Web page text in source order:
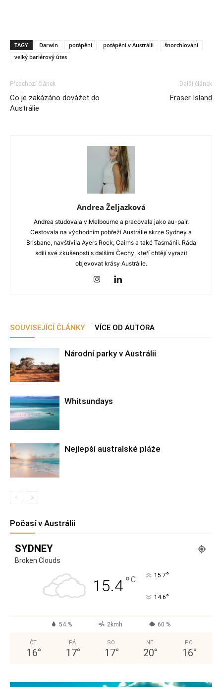
TAGY Darwin potápění potápění v Austrálii
šnorchlování
velký bariérový útes
Předchozí článek
Co je zakázáno dovážet do
Austrálie
Další článek
Fraser Island
Andrea Željazková
Andrea studovala v Melbourne a pracovala jako au-pair.
Cestovala na východním pobřeží Austrálie skrze Sydney a
Brisbane, navštívila Ayers Rock, Cairns a také Tasmánii. Ráda
sdílí své zkušenosti s dalšími Čechy, kteří chtějí vyrazit
objevovat krásy Austrálie.
SOUVISEJÍCÍ ČLÁNKY VÍCE OD AUTORA
Národní parky v Austrálii
Whitsundays
Nejlepší australské pláže
Počasí v Austrálii
SYDNEY
Broken Clouds
15.4°C 15.7°
14.6°
54 % 2kmh 60 %
ČT
16°
PÁ
17°
SO
17°
NE
20°
PO
16°